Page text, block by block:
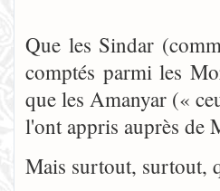
Que les Sindar
comptés parmi les
que les Amanyar («
l'ont appris auprès de
Mais surtout, surtout,